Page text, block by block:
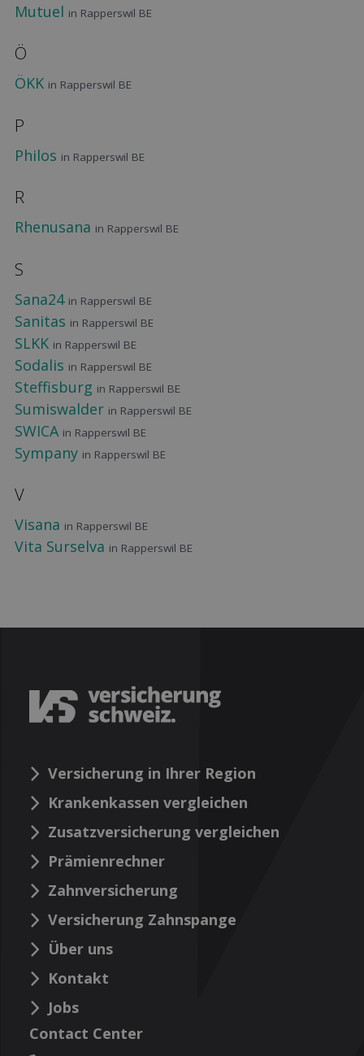
Mutuel in Rapperswil BE
Ö
ÖKK in Rapperswil BE
P
Philos in Rapperswil BE
R
Rhenusana in Rapperswil BE
S
Sana24 in Rapperswil BE
Sanitas in Rapperswil BE
SLKK in Rapperswil BE
Sodalis in Rapperswil BE
Steffisburg in Rapperswil BE
Sumiswalder in Rapperswil BE
SWICA in Rapperswil BE
Sympany in Rapperswil BE
V
Visana in Rapperswil BE
Vita Surselva in Rapperswil BE
Versicherung in Ihrer Region
Krankenkassen vergleichen
Zusatzversicherung vergleichen
Prämienrechner
Zahnversicherung
Versicherung Zahnspange
Über uns
Kontakt
Jobs
Contact Center